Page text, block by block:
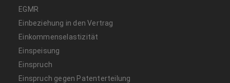
EGMR
Einbeziehung in den Vertrag
Einkommenselastizität
Einspeisung
Einspruch
Einspruch gegen Patenterteilung